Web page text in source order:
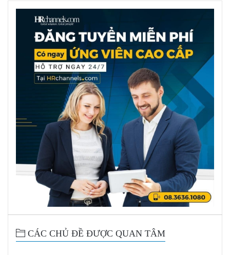
CÁC CHỦ ĐỀ ĐƯỢC QUAN TÂM